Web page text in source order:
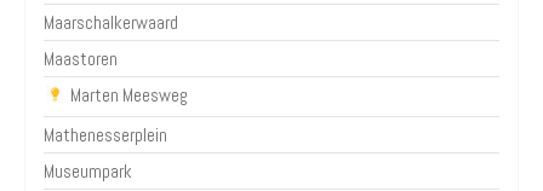
Maarschalkerwaard
Maastoren
Marten Meesweg
Mathenesserplein
Museumpark